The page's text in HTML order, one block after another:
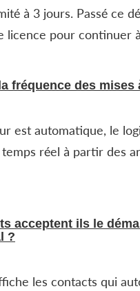
à 3 jours. Passé ce
licence pour continuer
fréquence des mises
est automatique, le
réel à partir des
acceptent ils le
?
les contacts qui